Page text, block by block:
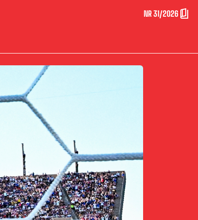
NR 31/2026